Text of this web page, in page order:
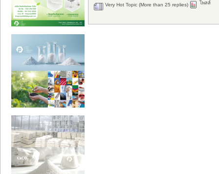
Very Hot Topic (More than 25 replies) โพลล์